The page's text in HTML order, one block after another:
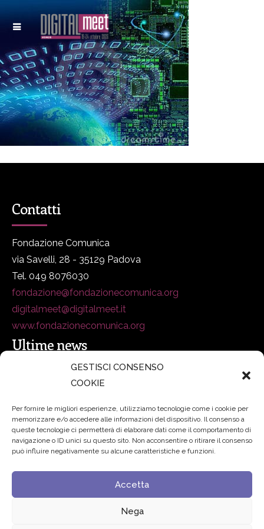
GESTISCI CONSENSO
COOKIE
Per fornire le migliori esperienze, utilizziamo tecnologie come i cookie per
memorizzare e/o accedere alle informazioni del dispositivo. Il consenso a
queste tecnologie ci permetterà di elaborare dati come il comportamento di
navigazione o ID unici su questo sito. Non acconsentire o ritirare il consenso
può influire negativamente su alcune caratteristiche e funzioni.
Accetta
Nega
Contatti
Fondazione Comunica
via Savelli, 28 - 35129 Padova
Tel. 049 8076030
fondazione@fondazionecomunica.org
digitalmeet@digitalmeet.it
www.fondazionecomunica.org
Ultime news
secsolutionforum 2026: è Bologna la nuova capitale
Padre Benanti: «Intelligenza artificiale? Contro i nuovi
algoritmi del potere serve una governance condivisa»
Edvance – Digital Education Hub Higher Education